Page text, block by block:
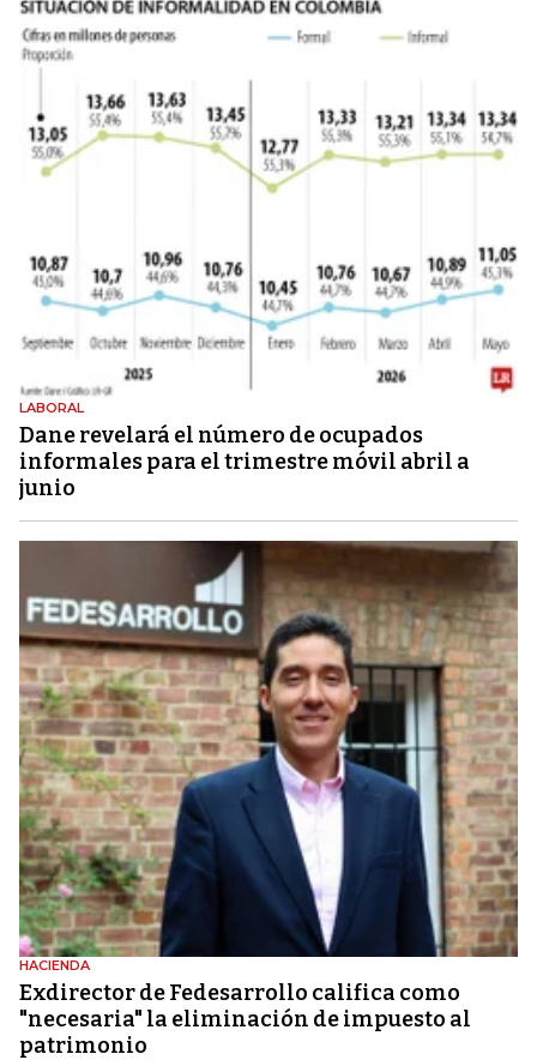
LABORAL
Dane revelará el número de ocupados
informales para el trimestre móvil abril a
junio
HACIENDA
Exdirector de Fedesarrollo califica como
"necesaria" la eliminación de impuesto al
patrimonio